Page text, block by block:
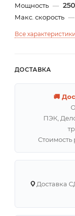
Мощность —
Макс. скорость —
Все характеристики
ДОСТАВКА
🚚
ПЭК,
Стоимость
Доставка